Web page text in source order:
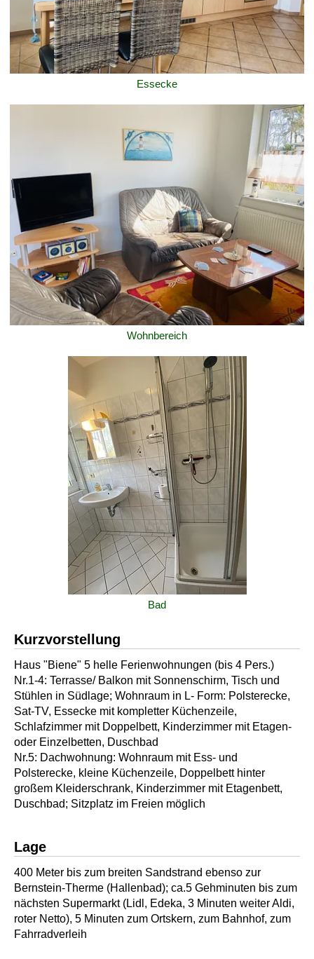
Essecke
Wohnbereich
Bad
Kurzvorstellung
Haus "Biene" 5 helle Ferienwohnungen (bis 4 Pers.)
Nr.1-4: Terrasse/ Balkon mit Sonnenschirm, Tisch und
Stühlen in Südlage; Wohnraum in L- Form: Polsterecke,
Sat-TV, Essecke mit kompletter Küchenzeile,
Schlafzimmer mit Doppelbett, Kinderzimmer mit Etagen-
oder Einzelbetten, Duschbad
Nr.5: Dachwohnung: Wohnraum mit Ess- und
Polsterecke, kleine Küchenzeile, Doppelbett hinter
großem Kleiderschrank, Kinderzimmer mit Etagenbett,
Duschbad; Sitzplatz im Freien möglich
Lage
400 Meter bis zum breiten Sandstrand ebenso zur
Bernstein-Therme (Hallenbad); ca.5 Gehminuten bis zum
nächsten Supermarkt (Lidl, Edeka, 3 Minuten weiter Aldi,
roter Netto), 5 Minuten zum Ortskern, zum Bahnhof, zum
Fahrradverleih